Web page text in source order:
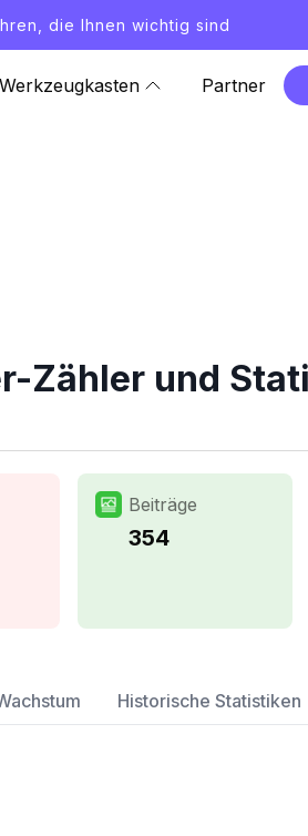
die Ihnen wichtig sind
Werkzeugkasten Partner
Zähler und
Beiträge
354
Historische Statistiken